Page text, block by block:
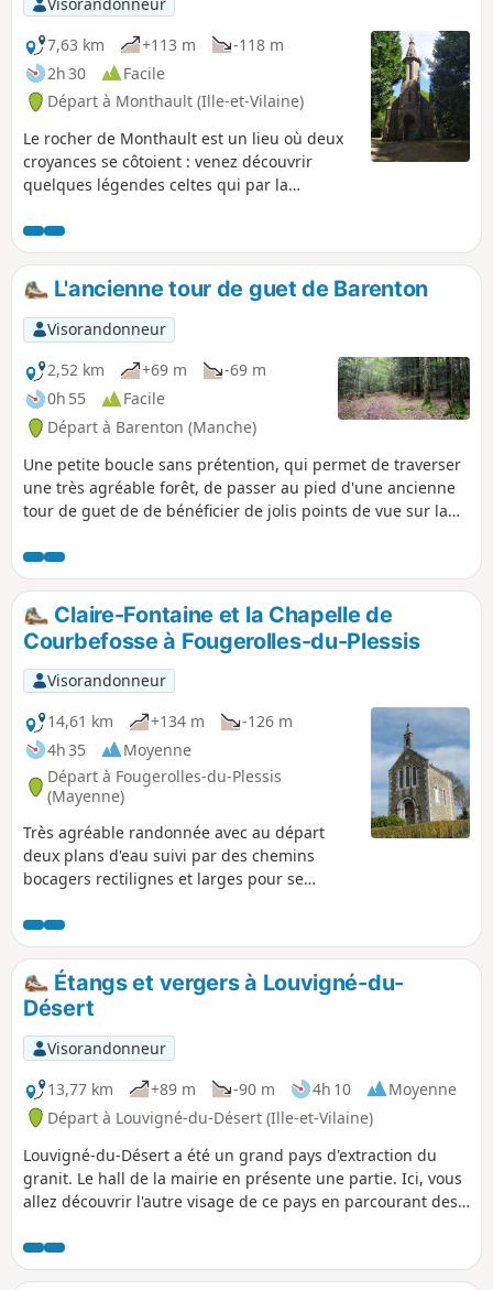
7,63 km
+113 m
-118 m
2h 30
Facile
Départ à Monthault (Ille-et-Vilaine)
Le rocher de Monthault est un lieu où deux
croyances se côtoient : venez découvrir
quelques légendes celtes qui par la
traverser les siècles avec comme voisine la
Chapelle Notre-Dame ultime étape d'un
chemin de croix à travers bois.
L'ancienne tour de guet de Barenton
Visorandonneur
2,52 km
+69 m
-69 m
0h 55
Facile
Départ à Barenton (Manche)
Une petite boucle sans prétention, qui permet de traverser
une très agréable forêt, de passer au pied d'une ancienne
tour de guet de de bénéficier de jolis points de vue sur la
Claire-Fontaine et la Chapelle de
Courbefosse à Fougerolles-du-Plessis
Visorandonneur
14,61 km
+134 m
-126 m
4h 35
Moyenne
Départ à Fougerolles-du-Plessis
(Mayenne)
Très agréable randonnée avec au départ
deux plans d'eau suivi par des chemins
bocagers rectilignes et larges pour se
une marche à vue le long d'un petit cours
d'eau. Au cours du périple, de très belles
demeures et deux petites chapelles.
Étangs et vergers à Louvigné-du-
Désert
Visorandonneur
13,77 km
+89 m -90 m 4h 10
Moyenne
Départ à Louvigné-du-Désert (Ille-et-Vilaine)
Louvigné-du-Désert a été un grand pays d'extraction du
granit. Le hall de la mairie en présente une partie. Ici, vous
allez découvrir l'autre visage de ce pays en parcourant des
travail du textile. Haut lieu, aussi d'histoire, la chouannerie
n'est pas loin.